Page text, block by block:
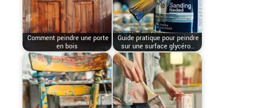
Comment peindre une porte
en bois
Guide pratique pour peindre
sur une surface glycéro…